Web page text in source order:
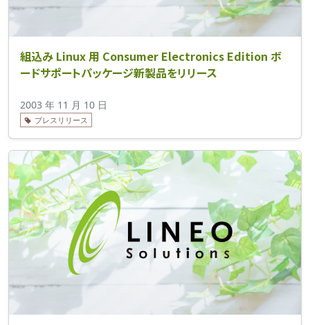
組込み Linux 用 Consumer Electronics Edition ボ
ードサポートパッケージ新製品をリリース
2003 年 11 月 10 日
プレスリリース